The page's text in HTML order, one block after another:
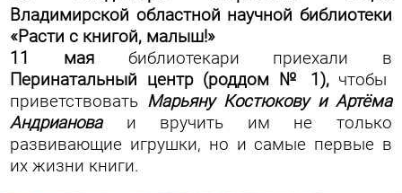
Владимирской областной научной библиотеки
«Расти с книгой, малыш!»
11 мая библиотекари приехали в
Перинатальный центр (роддом № 1), чтобы
приветствовать Марьяну Костюкову и Артёма
Андриановаи вручить им не только
развивающие игрушки, но и самые первые в
их жизни книги.